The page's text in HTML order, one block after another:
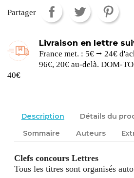
Partager
Livraison en lettre
France met. : 5€ ⭢ 24€
96€, 20€ au-delà. DOM-
40€
Description
Détails du
Sommaire
Auteurs
Clefs concours Lettres
Tous les titres sont organisés